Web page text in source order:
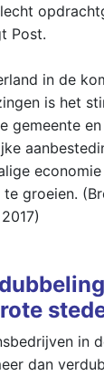
Post.
in de
is het
gemeente
groeien.
)
in
dan